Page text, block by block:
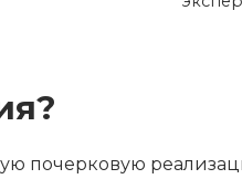
почерковую